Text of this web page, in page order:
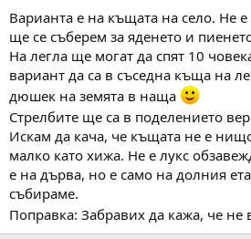
Варианта е на къщата на село. Не
ще се съберем за яденето и
На легла ще могат да спят 10
вариант да са в съседна къща на
дюшек на земята в наща
Стрелбите ще са в поделението
Искам да кача, че къщата не е
малко като хижа. Не е лукс
е на дърва, но е само на долния
събираме.
Поправка: Забравих да кажа, че не